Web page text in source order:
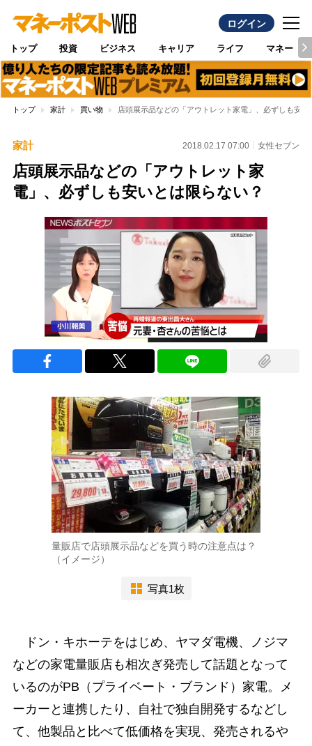
ログイン
トップ 投資 ビジネス キャリア ライフ マネー
トップ 家計 買い物 店頭展示品などの「アウトレット家電」、必ずしも安い
家計 2018.02.17 07:00 女性セブン
店頭展示品などの「アウトレット家
電」、必ずしも安いとは限らない？
量販店で店頭展示品などを買う時の注意点は？
（イメージ）
写真1枚
ドン・キホーテをはじめ、ヤマダ電機、ノジマ
などの家電量販店も相次ぎ発売して話題となって
いるのがPB（プライベート・ブランド）家電。メ
ーカーと連携したり、自社で独自開発するなどし
て、他製品と比べて低価格を実現、発売されるや